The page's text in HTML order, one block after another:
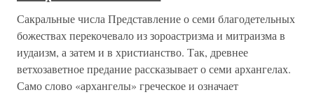
Сакральные числа Представление о семи благодетельных
божествах перекочевало из зороастризма и митраизма в
иудаизм, а затем и в христианство. Так, древнее
ветхозаветное предание рассказывает о семи архангелах.
Само слово «архангелы» греческое и означает